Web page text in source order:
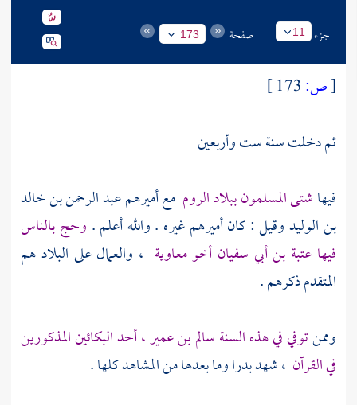
جزء 11 صفحة 173
[ص:
ثم دخلت سنة ست وأربعين
فيهاشتى المسلمون ببلادالروم مع أميرهمعبد الرحمن بن خالد
بن الوليدوقيل : كان أميرهم غيره . والله أعلم . وحج بالناس
فيها عتبة بن أبي سفيان أخو معاوية ، والعمال على البلاد هم
المتقدم ذكرهم .
وممنتوفي في هذه السنةسالم بن عمير، أحد البكائين المذكورين
في القرآن ، شهدبدراوما بعدها من المشاهد كلها .